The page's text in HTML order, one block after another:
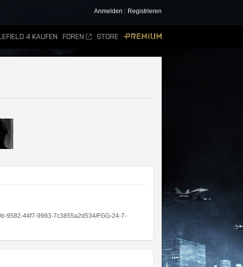
Anmelden Registrieren
4 KAUFEN FOREN STORE
9582-44f7-9993-7c3855a2d534/FGG-24-7-